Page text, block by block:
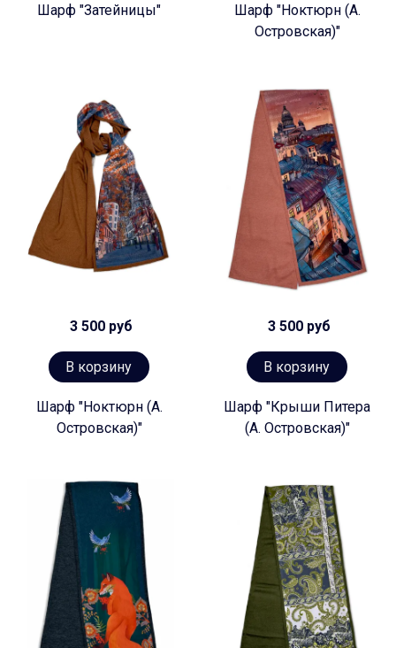
Шарф "Затейницы"
Шарф "Ноктюрн (А.
Островская)"
3 500 руб
В корзину
Шарф "Ноктюрн (А.
Островская)"
3 500 руб
В корзину
Шарф "Крыши Питера
(А. Островская)"